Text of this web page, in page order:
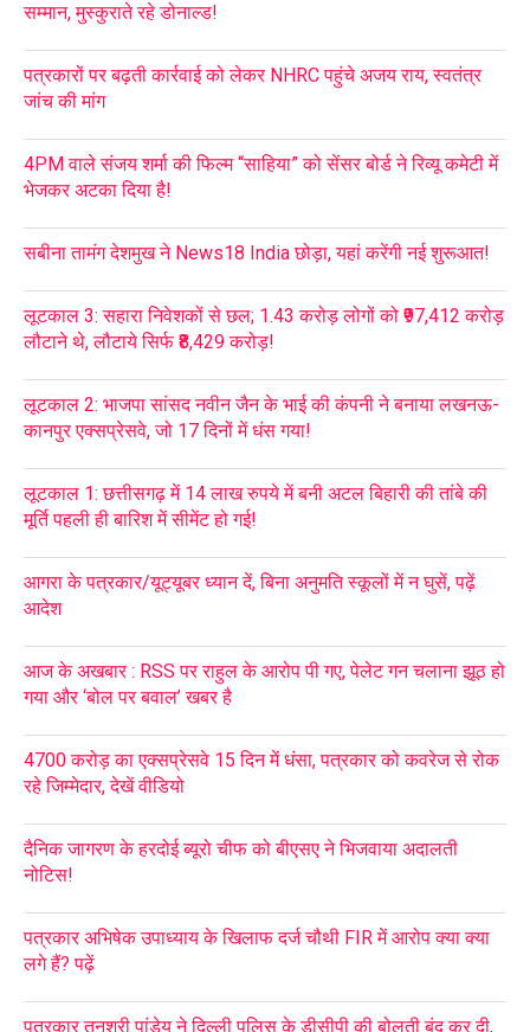
सम्मान, मुस्कुराते रहे डोनाल्ड!
पत्रकारों पर बढ़ती कार्रवाई को लेकर NHRC पहुंचे अजय राय, स्वतंत्र
जांच की मांग
4PM वाले संजय शर्मा की फिल्म “साहिया” को सेंसर बोर्ड ने रिव्यू कमेटी में
भेजकर अटका दिया है!
सबीना तामंग देशमुख ने News18 India छोड़ा, यहां करेंगी नई शुरूआत!
लूटकाल 3: सहारा निवेशकों से छल; 1.43 करोड़ लोगों को ₹97,412 करोड़
लौटाने थे, लौटाये सिर्फ ₹8,429 करोड़!
लूटकाल 2: भाजपा सांसद नवीन जैन के भाई की कंपनी ने बनाया लखनऊ-
कानपुर एक्सप्रेसवे, जो 17 दिनों में धंस गया!
लूटकाल 1: छत्तीसगढ़ में 14 लाख रुपये में बनी अटल बिहारी की तांबे की
मूर्ति पहली ही बारिश में सीमेंट हो गई!
आगरा के पत्रकार/यूट्यूबर ध्यान दें, बिना अनुमति स्कूलों में न घुसें, पढ़ें
आदेश
आज के अखबार : RSS पर राहुल के आरोप पी गए, पेलेट गन चलाना झूठ हो
गया और ‘बोल पर बवाल’ खबर है
4700 करोड़ का एक्सप्रेसवे 15 दिन में धंसा, पत्रकार को कवरेज से रोक
रहे जिम्मेदार, देखें वीडियो
दैनिक जागरण के हरदोई ब्यूरो चीफ को बीएसए ने भिजवाया अदालती
नोटिस!
पत्रकार अभिषेक उपाध्याय के खिलाफ दर्ज चौथी FIR में आरोप क्या क्या
लगे हैं? पढ़ें
पत्रकार तनुश्री पांडेय ने दिल्ली पुलिस के डीसीपी की बोलती बंद कर दी,